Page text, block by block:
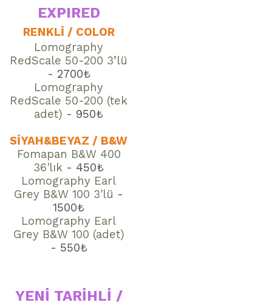
EXPIRED
RENKLİ / COLOR
Lomography
RedScale 50-200 3’lü
- 2700₺
Lomography
RedScale 50-200 (tek
adet) - 950₺
SİYAH&BEYAZ / B&W
Fomapan B&W 400
36'lık - 450₺
Lomography Earl
Grey B&W 100 3'lü -
1500₺
Lomography Earl
Grey B&W 100 (adet)
- 550₺
YENİ TARİHLİ /